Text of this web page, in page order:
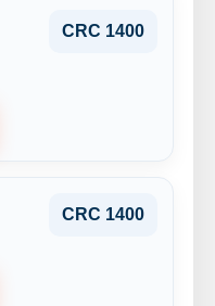
CRC 1400
CRC 1400